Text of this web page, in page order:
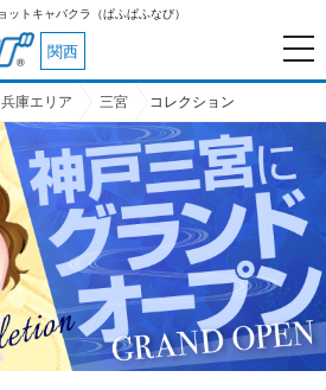
ャバクラ（ぱふぱふなび）
関西
兵庫エリア 三宮 コレクション